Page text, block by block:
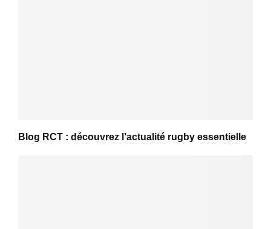
Blog RCT : découvrez l’actualité rugby essentielle